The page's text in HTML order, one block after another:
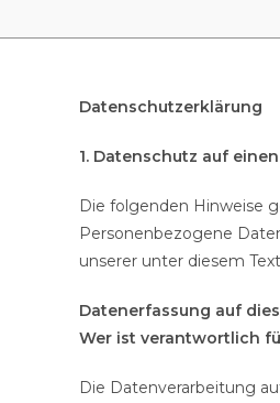
Datenschutzerklärung
1. Datenschutz auf
Die folgenden Hinweise
Personenbezogene
unserer unter diesem
Datenerfassung auf
Wer ist verantwortlich
Die Datenverarbeitung